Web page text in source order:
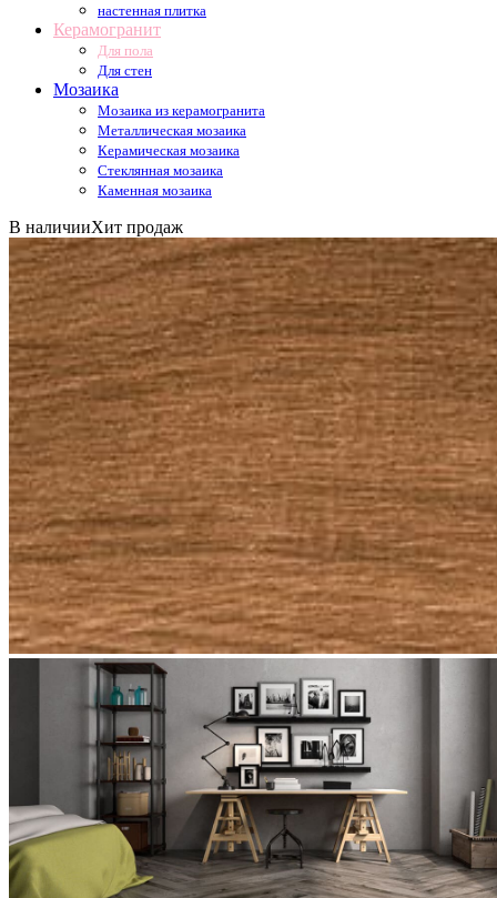
настенная плитка
Керамогранит
Для пола
Для стен
Мозаика
Мозаика из керамогранита
Металлическая мозаика
Керамическая мозаика
Стеклянная мозаика
Каменная мозаика
В наличииХит продаж